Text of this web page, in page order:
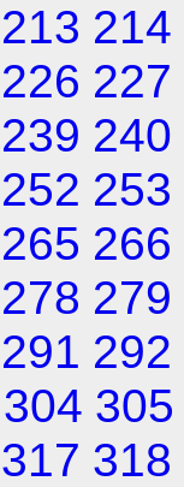
213 214
226 227
239 240
252 253
265 266
278 279
291 292
304 305
317 318